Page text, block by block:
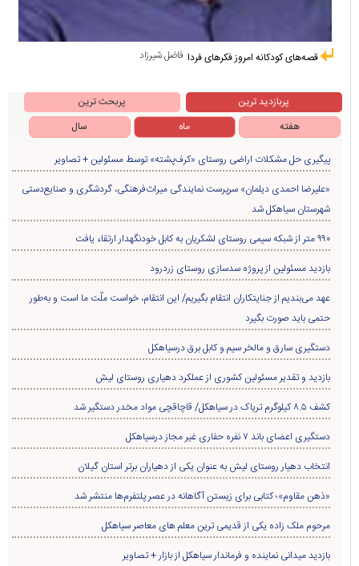
فاضل شیرزاد قصه‌های کودکانه امروز فکرهای فردا
پربازدید ترین
پربحث ترین
هفته
ماه سال
پیگیری حل مشکلات اراضی روستای «کرف‌پشته» توسط مسئولین + تصاویر
«علیرضا احمدی دیلمان» سرپرست نمایندگی میراث‌فرهنگی، گردشگری و صنایع‌دستی
شهرستان سیاهکل شد
۹۹۰ متر از شبکه سیمی روستای لشکریان به کابل خودنگهدار ارتقاء یافت
بازدید مسئولین از پروژه سدسازی روستای زردرود
عهد می‌بندیم از جنایتکاران انتقام بگیریم/ این انتقام، خواست ملّت ما است و به‌طور
حتمی باید صورت بگیرد
دستگیری سارق و مالخر سیم و کابل برق درسیاهکل
بازدید و تقدیر مسئولین کشوری از عملکرد دهیاری روستای لیش
کشف ۸.۵ کیلوگرم تریاک در سیاهکل/ قاچاقچی مواد مخدر دستگیر شد
دستگیری اعضای باند ۷ نفره حفاری غير مجاز درسیاهکل
انتخاب دهیار روستای لیش به عنوان یکی از دهیاران برتر استان گیلان
«ذهن مقاوم»؛ کتابی برای زیستن آگاهانه در عصر پلتفرم‌ها منتشر شد
مرحوم ملک زاده یکی از قدیمی ترین معلم های معاصر سیاهکل
بازدید میدانی نماینده و فرماندار سیاهکل از بازار + تصاویر